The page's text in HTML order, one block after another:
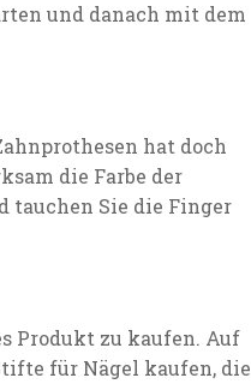
und danach mit dem
hat doch
die Farbe der
tauchen Sie die Finger
Produkt zu kaufen. Auf
für Nägel kaufen, die